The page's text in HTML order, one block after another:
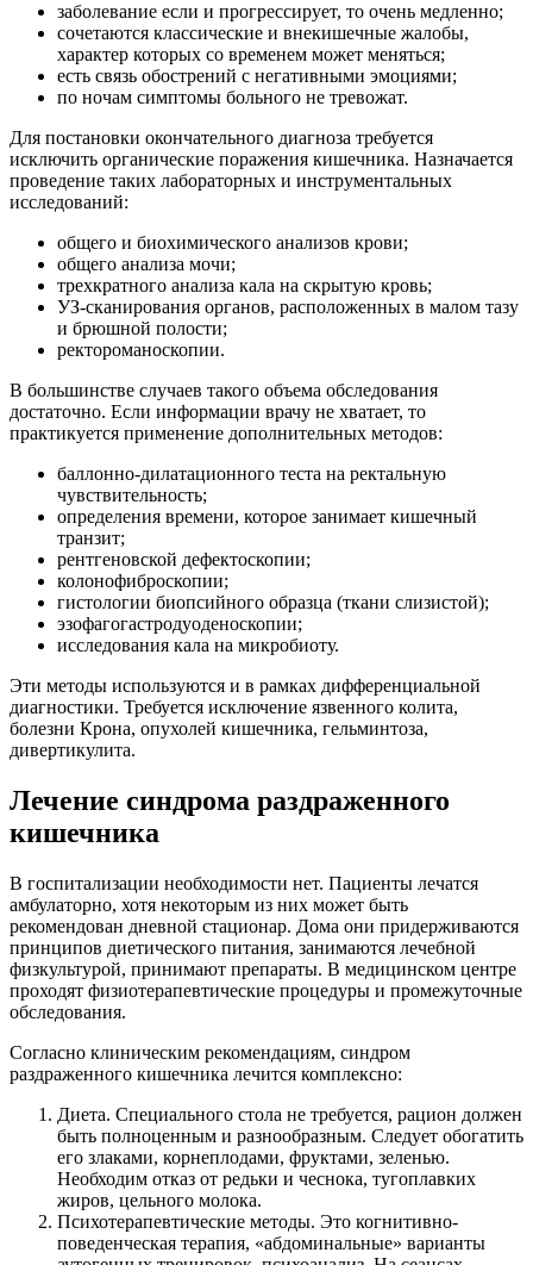
заболевание если и прогрессирует, то очень медленно;
сочетаются классические и внекишечные жалобы,
характер которых со временем может меняться;
есть связь обострений с негативными эмоциями;
по ночам симптомы больного не тревожат.
Для постановки окончательного диагноза требуется
исключить органические поражения кишечника. Назначается
проведение таких лабораторных и инструментальных
исследований:
общего и биохимического анализов крови;
общего анализа мочи;
трехкратного анализа кала на скрытую кровь;
УЗ-сканирования органов, расположенных в малом тазу
и брюшной полости;
ректороманоскопии.
В большинстве случаев такого объема обследования
достаточно. Если информации врачу не хватает, то
практикуется применение дополнительных методов:
баллонно-дилатационного теста на ректальную
чувствительность;
определения времени, которое занимает кишечный
транзит;
рентгеновской дефектоскопии;
колонофиброскопии;
гистологии биопсийного образца (ткани слизистой);
эзофагогастродуоденоскопии;
исследования кала на микробиоту.
Эти методы используются и в рамках дифференциальной
диагностики. Требуется исключение язвенного колита,
болезни Крона, опухолей кишечника, гельминтоза,
дивертикулита.
Лечение синдрома раздраженного
кишечника
В госпитализации необходимости нет. Пациенты лечатся
амбулаторно, хотя некоторым из них может быть
рекомендован дневной стационар. Дома они придерживаются
принципов диетического питания, занимаются лечебной
физкультурой, принимают препараты. В медицинском центре
проходят физиотерапевтические процедуры и промежуточные
обследования.
Согласно клиническим рекомендациям, синдром
раздраженного кишечника лечится комплексно:
Диета. Специального стола не требуется, рацион должен
быть полноценным и разнообразным. Следует обогатить
его злаками, корнеплодами, фруктами, зеленью.
Необходим отказ от редьки и чеснока, тугоплавких
жиров, цельного молока.
Психотерапевтические методы. Это когнитивно-
поведенческая терапия, «абдоминальные» варианты